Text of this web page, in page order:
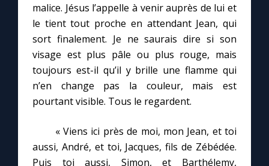
malice. Jésus l’appelle à venir auprès de lui et
le tient tout proche en attendant Jean, qui
sort finalement. Je ne saurais dire si son
visage est plus pâle ou plus rouge, mais
toujours est-il qu’il y brille une flamme qui
n’en change pas la couleur, mais est
pourtant visible. Tous le regardent.
« Viens ici près de moi, mon Jean, et toi
aussi, André, et toi, Jacques, fils de Zébédée.
Puis toi aussi, Simon, et Barthélemy,